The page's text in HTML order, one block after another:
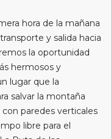
hora de la mañana
y salida hacia
la oportunidad
hermosos y
lugar que la
salvar la montaña
paredes verticales
libre para el